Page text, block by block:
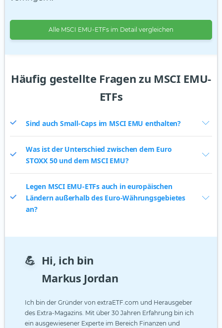
Alle MSCI EMU-ETFs im Detail vergleichen
Häufig gestellte Fragen zu MSCI EMU-
ETFs
Sind auch Small-Caps im MSCI EMU enthalten?
Was ist der Unterschied zwischen dem Euro
STOXX 50 und dem MSCI EMU?
Legen MSCI EMU-ETFs auch in europäischen
Ländern außerhalb des Euro-Währungsgebietes
an?
💪 Hi, ich bin
Markus Jordan
Ich bin der Gründer von extraETF.com und Herausgeber
des Extra-Magazins. Mit über 30 Jahren Erfahrung bin ich
ein ausgewiesener Experte im Bereich Finanzen und